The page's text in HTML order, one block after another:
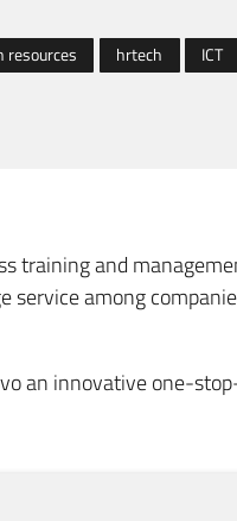
resources hrtech ICT
training and
service among
an innovative one-